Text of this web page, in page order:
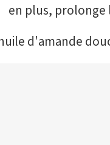
en plus, prolonge
d'amande